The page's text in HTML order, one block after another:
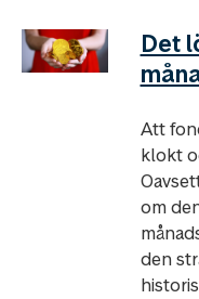
Det
Att
klokt
om
den